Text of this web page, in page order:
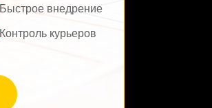
Быстрое внедрение
Контроль курьеров